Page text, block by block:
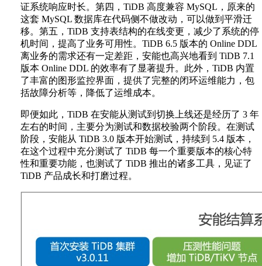
证系统响应时长。第四，TiDB 高度兼容 MySQL，原来的
这套 MySQL 数据库在代码侧不做改动，可以做到平滑迁
移。第五，TiDB 支持表结构的在线变更，减少了系统的停
机时间，提高了业务可用性。TiDB 6.5 版本的 Online DDL
离业务的需求还有一定差距，安能也高兴地看到 TiDB 7.1
版本 Online DDL 的效率有了显著提升。此外，TiDB 内置
了丰富的图形监控界面，提供了完整的闭环运维能力，包
括故障分析等，降低了运维成本。
即便如此，TiDB 在安能从测试到切换上线还是经历了 3 年
左右的时间，主要分为测试和数据校验两个阶段。在测试
阶段，安能从 TiDB 3.0 版本开始测试，持续到 5.4 版本，
在这个过程中充分测试了 TiDB 每一个重要版本的核心特
性和重要功能，也测试了 TiDB 推出的诸多工具，见证了
TiDB 产品成长和打磨过程。